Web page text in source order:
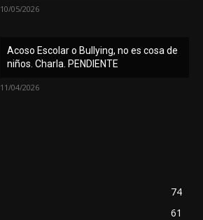
10/05/2026
Acoso Escolar o Bullying, no es cosa de
niños. Charla. PENDIENTE
11/04/2026
74
61